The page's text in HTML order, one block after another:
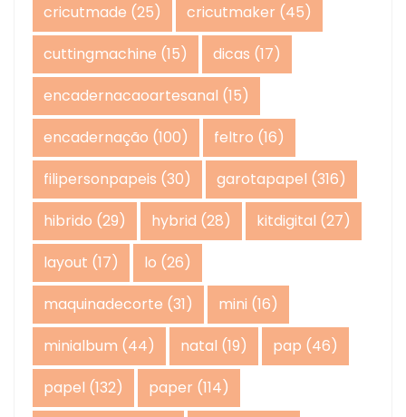
cricutmade (25) cricutmaker (45)
cuttingmachine (15) dicas (17)
encadernacaoartesanal (15)
encadernação (100) feltro (16)
filipersonpapeis (30) garotapapel (316)
hibrido (29) hybrid (28) kitdigital (27)
layout (17) lo (26)
maquinadecorte (31) mini (16)
minialbum (44) natal (19) pap (46)
papel (132) paper (114)